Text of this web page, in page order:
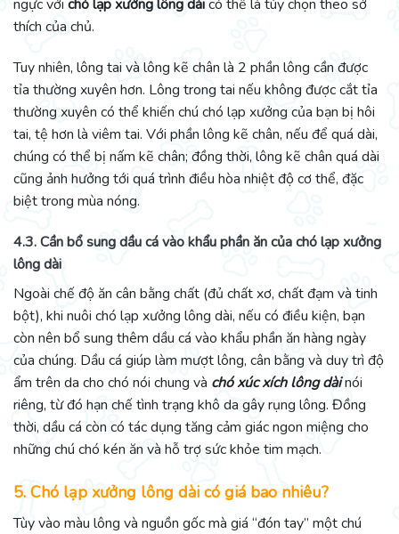
ngực với chó lạp xưởng lông dàicó thể là tùy chọn theo sở
thích của chủ.
Tuy nhiên, lông tai và lông kẽ chân là 2 phần lông cần được
tỉa thường xuyên hơn. Lông trong tai nếu không được cắt tỉa
thường xuyên có thể khiến chú chó lạp xưởng của bạn bị hôi
tai, tệ hơn là viêm tai. Với phần lông kẽ chân, nếu để quá dài,
chúng có thể bị nấm kẽ chân; đồng thời, lông kẽ chân quá dài
cũng ảnh hưởng tới quá trình điều hòa nhiệt độ cơ thể, đặc
biệt trong mùa nóng.
4.3. Cần bổ sung dầu cá vào khẩu phần ăn của chó lạp xưởng
lông dài
Ngoài chế độ ăn cân bằng chất (đủ chất xơ, chất đạm và tinh
bột), khi nuôi chó lạp xưởng lông dài, nếu có điều kiện, bạn
còn nên bổ sung thêm dầu cá vào khẩu phần ăn hàng ngày
của chúng. Dầu cá giúp làm mượt lông, cân bằng và duy trì độ
ẩm trên da cho chó nói chung và chó xúc xích lông dàinói
riêng, từ đó hạn chế tình trạng khô da gây rụng lông. Đồng
thời, dầu cá còn có tác dụng tăng cảm giác ngon miệng cho
những chú chó kén ăn và hỗ trợ sức khỏe tim mạch.
5. Chó lạp xưởng lông dài có giá bao nhiêu?
Tùy vào màu lông và nguồn gốc mà giá “đón tay” một chú